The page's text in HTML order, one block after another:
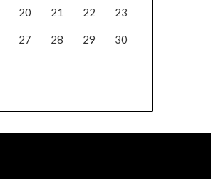
20 21 22 23
27 28 29 30